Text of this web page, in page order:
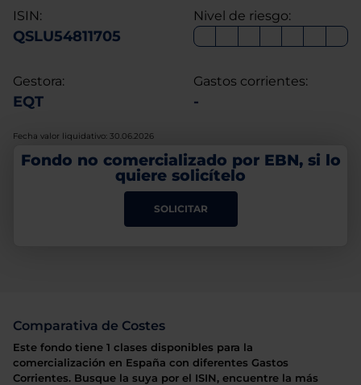
ISIN:
QSLU54811705
Nivel de riesgo:
Gestora:
EQT
Gastos corrientes:
-
Fecha valor liquidativo: 30.06.2026
Fondo no comercializado por EBN, si lo
quiere solicítelo
SOLICITAR
Comparativa de Costes
Este fondo tiene 1 clases disponibles para la
comercialización en España con diferentes Gastos
Corrientes. Busque la suya por el ISIN, encuentre la más